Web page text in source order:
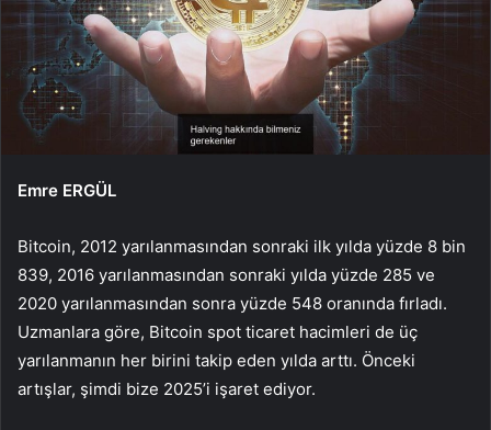
Emre ERGÜL
Bitcoin, 2012 yarılanmasından sonraki ilk yılda yüzde 8 bin
839, 2016 yarılanmasından sonraki yılda yüzde 285 ve
2020 yarılanmasından sonra yüzde 548 oranında fırladı.
Uzmanlara göre, Bitcoin spot ticaret hacimleri de üç
yarılanmanın her birini takip eden yılda arttı. Önceki
artışlar, şimdi bize 2025’i işaret ediyor.